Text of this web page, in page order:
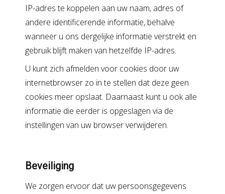
IP-adres te koppelen aan uw naam, adres of
andere identificerende informatie, behalve
wanneer u ons dergelijke informatie verstrekt en
gebruik blijft maken van hetzelfde IP-adres.
U kunt zich afmelden voor cookies door uw
internetbrowser zo in te stellen dat deze geen
cookies meer opslaat. Daarnaast kunt u ook alle
informatie die eerder is opgeslagen via de
instellingen van uw browser verwijderen.
Beveiliging
We zorgen ervoor dat uw persoonsgegevens